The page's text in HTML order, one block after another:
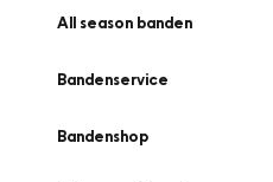
All season banden
Bandenservice
Bandenshop